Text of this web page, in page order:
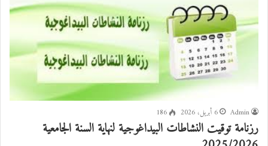
Admin 6 أبريل، 2026 186
رزنامة توقيت النشاطات البيداغوجية لنهاية السنة الجامعية